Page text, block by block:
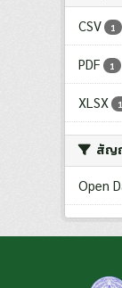
CSV 1
PDF 1
XLSX 1
สัญ
Open